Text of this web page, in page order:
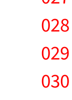
028
029
030